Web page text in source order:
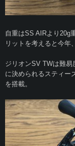
自重はSS AIRより20g
リットを考えると今年
ジリオンSV TWは難
に決められるスティー
を搭載。